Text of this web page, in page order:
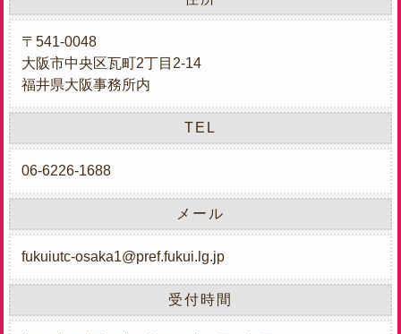
〒541-0048
大阪市中央区瓦町2丁目2-14
福井県大阪事務所内
TEL
06-6226-1688
メール
fukuiutc-osaka1@pref.fukui.lg.jp
受付時間